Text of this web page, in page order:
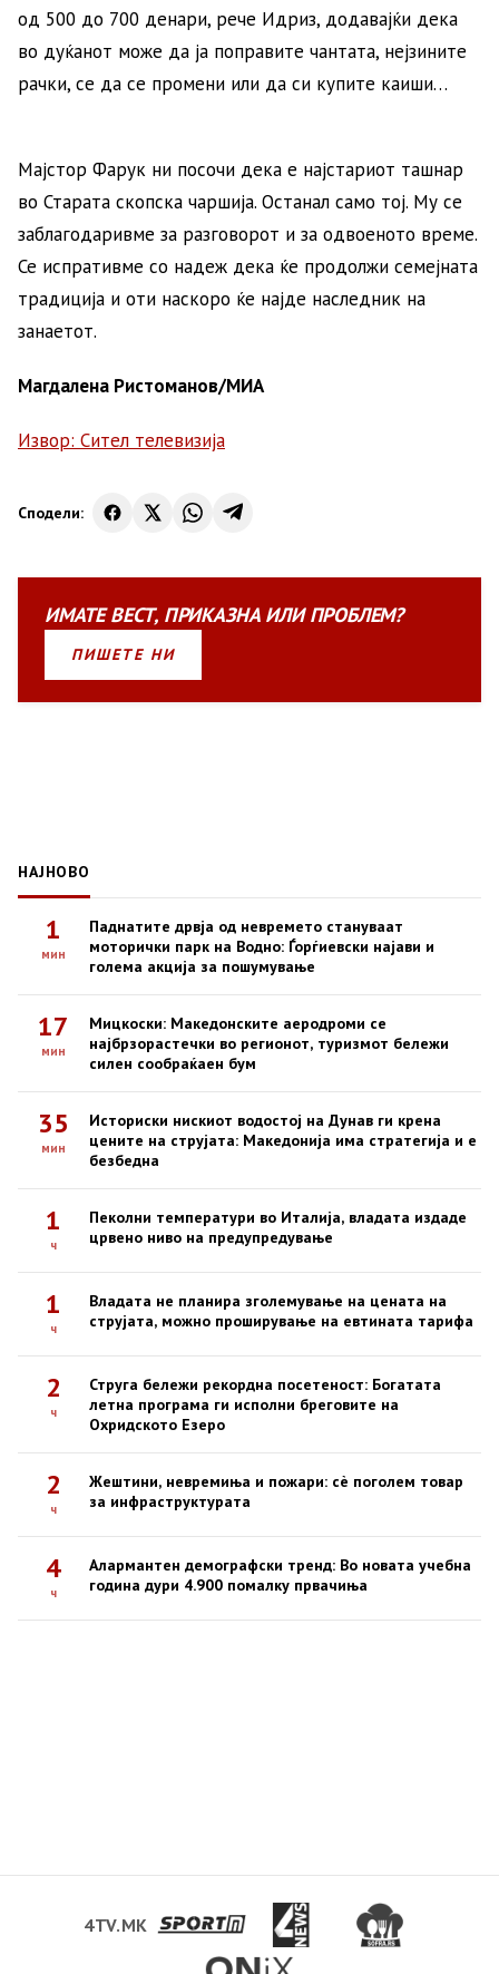
од 500 до 700 денари, рече Идриз, додавајќи дека
во дуќанот може да ја поправите чантата, нејзините
рачки, се да се промени или да си купите каиши…
Мајстор Фарук ни посочи дека е најстариот ташнар
во Старата скопска чаршија. Останал само тој. Му се
заблагодаривме за разговорот и за одвоеното време.
Се испративме со надеж дека ќе продолжи семејната
традиција и оти наскоро ќе најде наследник на
занаетот.
Магдалена Ристоманов/МИА
Извор: Сител телевизија
Сподели:
ИМАТЕВЕСТ, ПРИКАЗНАИЛИПРОБЛЕМ?
ПИШЕТЕ НИ
НАЈНОВО
1
мин
Паднатите дрвја од невремето стануваат
моторички парк на Водно: Ѓорѓиевски најави и
голема акција за пошумување
17
мин
Мицкоски: Македонските аеродроми се
најбрзорастечки во регионот, туризмот бележи
силен сообраќаен бум
35
мин
Историски нискиот водостој на Дунав ги крена
цените на струјата: Македонија има стратегија и е
безбедна
1
ч
Пеколни температури во Италија, владата издаде
црвено ниво на предупредување
1
ч
Владата не планира зголемување на цената на
струјата, можно проширување на евтината тарифа
2
ч
Струга бележи рекордна посетеност: Богатата
летна програма ги исполни бреговите на
Охридското Езеро
2
ч
Жештини, невремиња и пожари: сè поголем товар
за инфраструктурата
4
ч
Алармантен демографски тренд: Во новата учебна
година дури 4.900 помалку првачиња
4TV.MK